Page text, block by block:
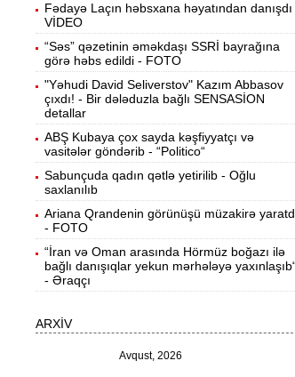
10:50
Ər-arvadın yanaraq ölməsinə görə
həbs edilən var - Evdən 15 min də
oğurlanıb
10:34
Azərbaycanda icra başçısı olmayan
rayonlar -
Bağlanan universitetin müəllimləri
narazıdır -İşsiz qalıblar
10:02 Pakistanda leysan yağışları -150-dən
çox insan ölüb
9:48
II Qaregin məhkəmə qarşısına çıxarılır -
Ermənistan tarixində ilk
gözlənilir“ -
Ən çox çörək və ət yeyən bölgələr -
Fədayə Laçın həbsxana həyatından danışdı
VİDEO
“Səs” qəzetinin əməkdaşı SSRİ bayrağına
görə həbs edildi - FOTO
"Yəhudi David Seliverstov" Kazım Abbasov
çıxdı! - Bir dələduzla bağlı SENSASİON
detallar
ABŞ Kubaya çox sayda kəşfiyyatçı və
vasitələr göndərib - “Politico“
Sabunçuda qadın qətlə yetirilib - Oğlu
saxlanılıb
Ariana Qrandenin görünüşü müzakirə
- FOTO
“İran və Oman arasında Hörmüz boğazı ilə
bağlı danışıqlar yekun mərhələyə
- Əraqçı
ARXİV
Avqust, 2026